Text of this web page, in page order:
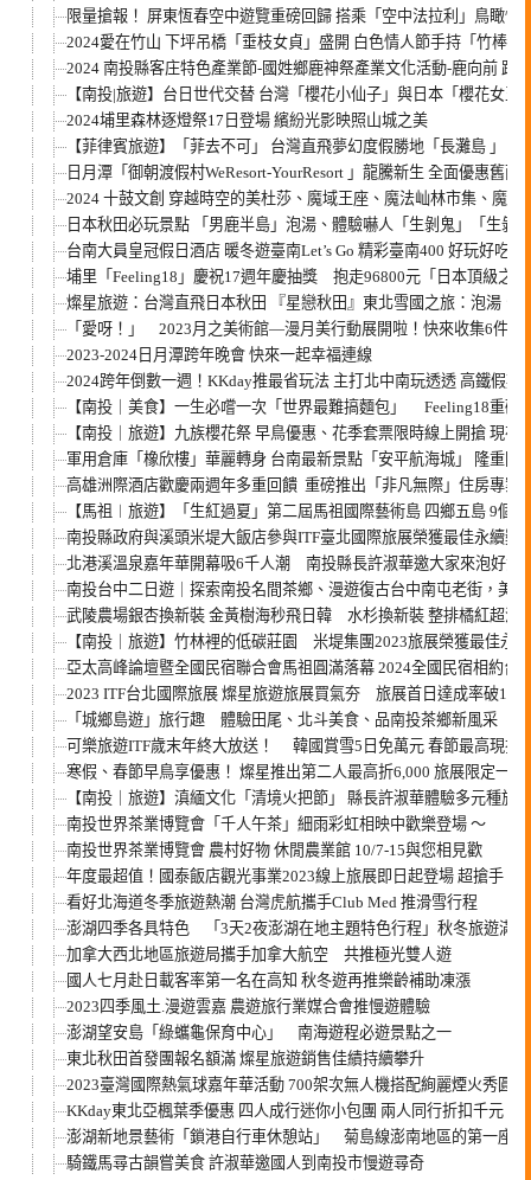
限量搶報！ 屏東恆春空中遊覽重磅回歸 搭乘「空中法拉利」鳥瞰恆
2024愛在竹山 下坪吊橋「垂枝女貞」盛開 白色情人節手持「竹棒金
2024 南投縣客庄特色產業節-國姓鄉鹿神祭產業文化活動-鹿向前 跑
【南投|旅遊】台日世代交替 台灣「櫻花小仙子」與日本「櫻花女王
2024埔里森林逐燈祭17日登場 繽紛光影映照山城之美
【菲律賓旅遊】「菲去不可」 台灣直飛夢幻度假勝地「長灘島 」
日月潭「御朝渡假村WeResort-YourResort 」龍騰新生 全面優惠舊雨
2024 十鼓文創 穿越時空的美杜莎、魔域王座、魔法屾林市集、魔
日本秋田必玩景點 「男鹿半島」泡湯、體驗嚇人「生剝鬼」「生剝
台南大員皇冠假日酒店 暖冬遊臺南Let’s Go 精彩臺南400 好玩好吃不
埔里「Feeling18」慶祝17週年慶抽獎 抱走96800元「日本頂級之
燦星旅遊：台灣直飛日本秋田 『星戀秋田』東北雪國之旅：泡湯、
「愛呀！」 2023月之美術館—漫月美行動展開啦！快來收集6件新
2023-2024日月潭跨年晚會 快來一起幸福連線
2024跨年倒數一週！KKday推最省玩法 主打北中南玩透透 高鐵假
【南投｜美食】一生必嚐一次「世界最難搞麵包」 Feeling18重磅
【南投｜旅遊】九族櫻花祭 早鳥優惠、花季套票限時線上開搶 現在
軍用倉庫「橡欣樓」華麗轉身 台南最新景點「安平航海城」 隆重開
高雄洲際酒店歡慶兩週年多重回饋 重磅推出「非凡無際」住房專
【馬祖︱旅遊】「生紅過夏」第二屆馬祖國際藝術島 四鄉五島 9個
南投縣政府與溪頭米堤大飯店參與ITF臺北國際旅展榮獲最佳永續獎
北港溪溫泉嘉年華開幕吸6千人潮 南投縣長許淑華邀大家來泡好湯
南投台中二日遊｜探索南投名間茶鄉、漫遊復古台中南屯老街，美
武陵農場銀杏換新裝 金黃樹海秒飛日韓 水杉換新裝 整排橘紅超浪
【南投｜旅遊】竹林裡的低碳莊園 米堤集團2023旅展榮獲最佳永
亞太高峰論壇暨全國民宿聯合會馬祖圓滿落幕 2024全國民宿相約台
2023 ITF台北國際旅展 燦星旅遊旅展買氣夯 旅展首日達成率破
「城鄉島遊」旅行趣 體驗田尾、北斗美食、品南投茶鄉新風采
可樂旅遊ITF歲末年終大放送！ 韓國賞雪5日免萬元 春節最高現折
寒假、春節早鳥享優惠！ 燦星推出第二人最高折6,000
【南投｜旅遊】滇緬文化「清境火把節」 縣長許淑華體驗多元種族
南投世界茶業博覽會「千人午茶」細雨彩虹相映中歡樂登場 ～
南投世界茶業博覽會 農村好物 休閒農業館 10/7-15與您相見歡
年度最超值！國泰飯店觀光事業2023線上旅展即日起登場 超搶手
看好北海道冬季旅遊熱潮 台灣虎航攜手Club Med 推滑雪行程
澎湖四季各具特色 「3天2夜澎湖在地主題特色行程」秋冬旅遊滿
加拿大西北地區旅遊局攜手加拿大航空 共推極光雙人遊
國人七月赴日載客率第一名在高知 秋冬遊再推樂齡補助凍漲
2023四季風土.漫遊雲嘉 農遊旅行業媒合會推慢遊體驗
澎湖望安島「綠蠵龜保育中心」 南海遊程必遊景點之一
東北秋田首發團報名額滿 燦星旅遊銷售佳績持續攀升
2023臺灣國際熱氣球嘉年華活動 700架次無人機搭配絢麗煙火秀圓
KKday東北亞楓葉季優惠 四人成行迷你小包團 兩人同行折扣千元 日
澎湖新地景藝術「鎖港自行車休憩站」 菊島線澎南地區的第一座
騎鐵馬尋古韻嘗美食 許淑華邀國人到南投市慢遊尋奇